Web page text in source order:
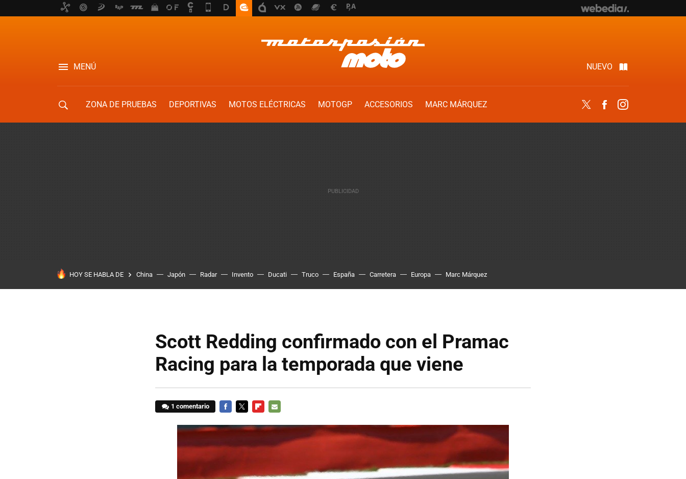
MENÚ NUEVO
ZONA DE PRUEBAS DEPORTIVAS MOTOS ELÉCTRICAS MOTOGP ACCESORIOS
MARC MÁRQUEZ
Twitter Facebook
HOY SE HABLA DE China Japón Radar Invento Ducati Truco España Carretera Europa Marc Márquez
Scott Redding confirmado con el Pramac
Racing para la temporada que viene
1 comentario
MAIL